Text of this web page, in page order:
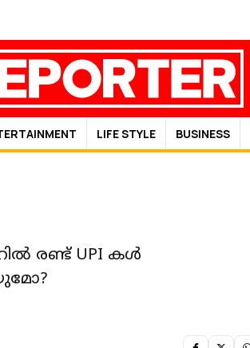
LIFE STYLE BUSINESS
രണ്ട് UPI കള്‍